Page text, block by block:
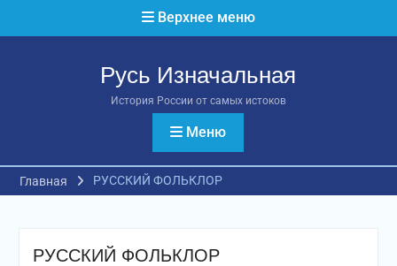
Верхнее меню
Русь Изначальная
История России от самых истоков
Меню
Главная РУССКИЙ ФОЛЬКЛОР
РУССКИЙ ФОЛЬКЛОР